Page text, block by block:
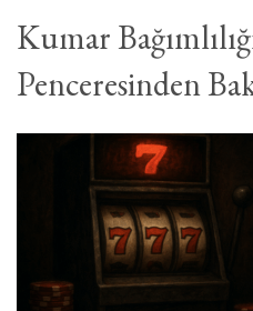
Kumar
Penceresinden